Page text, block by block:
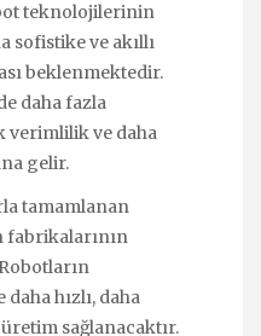
teknolojilerinin
sofistike ve akıllı
beklenmektedir.
daha fazla
verimlilik ve daha
gelir.
tamamlanan
fabrikalarının
hızlı, daha
sağlanacaktır.